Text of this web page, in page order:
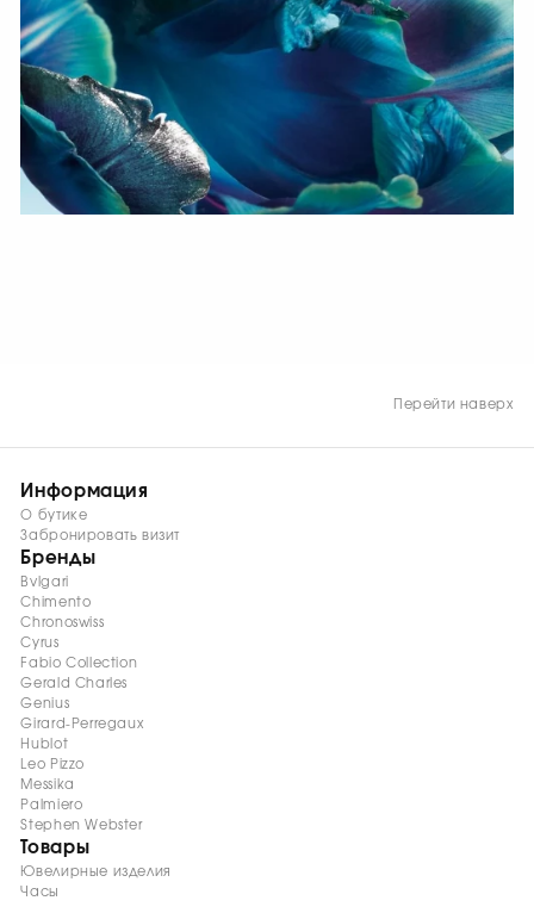
Перейти наверх
Информация
О бутике
Забронировать визит
Бренды
Bvlgari
Chimento
Chronoswiss
Cyrus
Fabio Collection
Gerald Charles
Genius
Girard-Perregaux
Hublot
Leo Pizzo
Messika
Palmiero
Stephen Webster
Товары
Ювелирные изделия
Часы